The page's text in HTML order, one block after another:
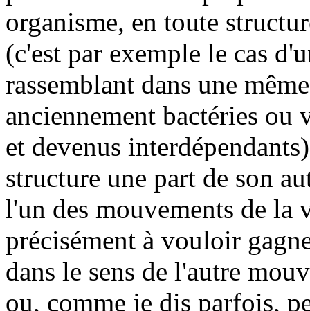
organisme, en toute
(c'est par exemple le cas
rassemblant dans une
anciennement bactéries ou
et devenus
structure une part de son
l'un des mouvements de la
précisément à vouloir
dans le sens de l'autre
ou, comme je dis parfois,